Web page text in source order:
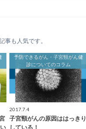
事も人気です。
予防できるがん・子宮頸がん健
診についてのコラム
2017.7.4
子宮頸がんの原因ははっきり
している！